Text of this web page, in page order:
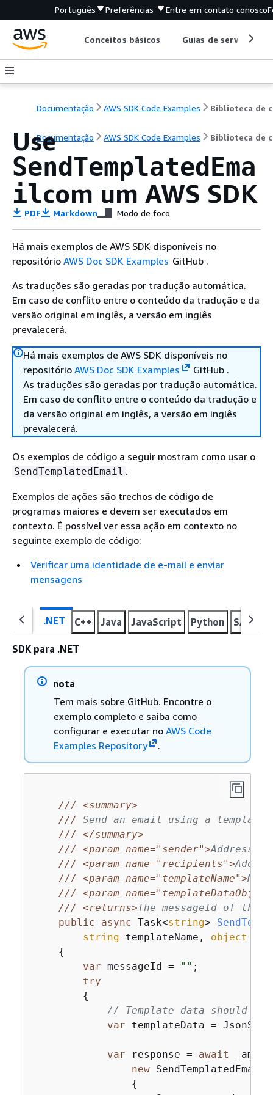
Português Preferências Entre em contato conosco
Conceitos básicos Guias de serviço
Documentação AWS SDK Code Examples
Documentação AWS SDK Code Examples Biblioteca de
Use
SendTemplatedEma
ilcom um AWS SDK
PDF Markdown Modo de foco
Há mais exemplos de AWS SDK disponíveis no
repositório AWS Doc SDK Examples GitHub .
As traduções são geradas por tradução automática.
Em caso de conflito entre o conteúdo da tradução e da
versão original em inglês, a versão em inglês
prevalecerá.
Há mais exemplos de AWS SDK disponíveis no
repositório AWS Doc SDK Examples
GitHub .
As traduções são geradas por tradução automática.
Em caso de conflito entre o conteúdo da tradução e
da versão original em inglês, a versão em inglês
prevalecerá.
Os exemplos de código a seguir mostram como usar o
SendTemplatedEmail .
Exemplos de ações são trechos de código de
programas maiores e devem ser executados em
contexto. É possível ver essa ação em contexto no
seguinte exemplo de código:
Verificar uma identidade de e-mail e enviar
mensagens
.NET C++ Java JavaScript Python SAP
SDK para .NET
nota
Tem mais sobre GitHub. Encontre o
exemplo completo e saiba como
configurar e executar no AWS Code
Examples Repository
.
///
<summary>
/// Send an email using a template.
///
</summary>
///
<param name="sender">Address
///
<param name="recipients">
///
<param name="templateName">
///
<param
///
<returns>The messageId of the
public
async Task<string>
string templateName, object
{
var messageId = "" ;
try
{
// Template data should
var templateData =
var response = await
new
{